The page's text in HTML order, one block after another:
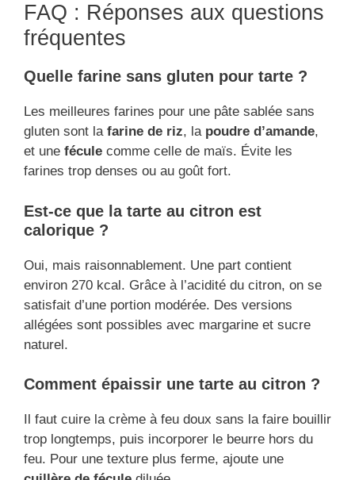
FAQ : Réponses aux questions
fréquentes
Quelle farine sans gluten pour tarte ?
Les meilleures farines pour une pâte sablée sans
gluten sont la farine de riz, la poudre d’amande,
et une fécule comme celle de maïs. Évite les
farines trop denses ou au goût fort.
Est-ce que la tarte au citron est
calorique ?
Oui, mais raisonnablement. Une part contient
environ 270 kcal. Grâce à l’acidité du citron, on se
satisfait d’une portion modérée. Des versions
allégées sont possibles avec margarine et sucre
naturel.
Comment épaissir une tarte au citron ?
Il faut cuire la crème à feu doux sans la faire bouillir
trop longtemps, puis incorporer le beurre hors du
feu. Pour une texture plus ferme, ajoute une